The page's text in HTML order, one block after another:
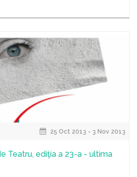
25 Oct 2013 - 3 Nov 2013
Teatru, ediţia a 23-a - ultima